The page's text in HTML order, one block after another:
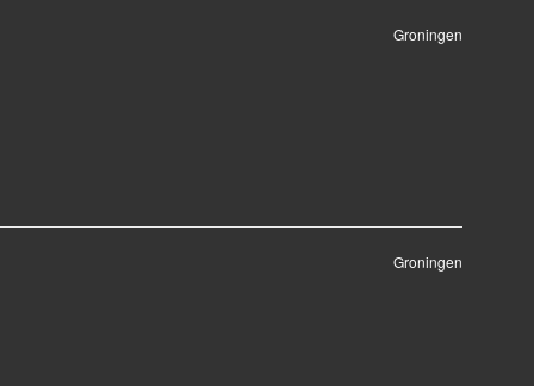
Groningen
Groningen